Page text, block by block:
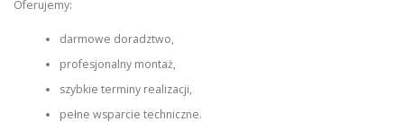
Oferujemy:
darmowe doradztwo,
profesjonalny montaż,
szybkie terminy realizacji,
pełne wsparcie techniczne.